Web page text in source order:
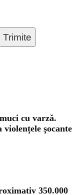
Trimite
cu varzǎ.
violențele şocante
350.000